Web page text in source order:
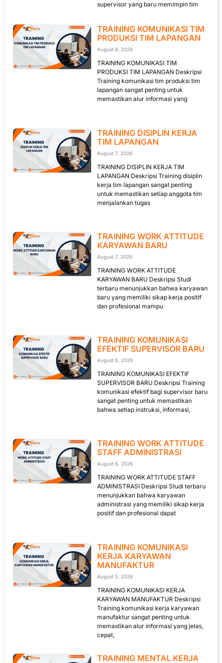
supervisor yang baru memimpin tim
TRAINING KOMUNIKASI TIM
PRODUKSI TIM LAPANGAN
August 8, 2026
TRAINING KOMUNIKASI TIM
PRODUKSI TIM LAPANGAN Deskripsi
Training komunikasi tim produksi tim
lapangan sangat penting untuk
memastikan alur informasi yang
TRAINING DISIPLIN KERJA
TIM LAPANGAN
August 7, 2026
TRAINING DISIPLIN KERJA TIM
LAPANGAN Deskripsi Training disiplin
kerja tim lapangan sangat penting
untuk memastikan setiap anggota tim
menjalankan tugas
TRAINING WORK ATTITUDE
KARYAWAN BARU
August 7, 2026
TRAINING WORK ATTITUDE
KARYAWAN BARU Deskripsi Studi
terbaru menunjukkan bahwa karyawan
baru yang memiliki sikap kerja positif
dan profesional mampu
TRAINING KOMUNIKASI
EFEKTIF SUPERVISOR BARU
August 6, 2026
TRAINING KOMUNIKASI EFEKTIF
SUPERVISOR BARU Deskripsi Training
komunikasi efektif bagi supervisor baru
sangat penting untuk memastikan
bahwa setiap instruksi, informasi,
TRAINING WORK ATTITUDE
STAFF ADMINISTRASI
August 6, 2026
TRAINING WORK ATTITUDE STAFF
ADMINISTRASI Deskripsi Studi terbaru
menunjukkan bahwa karyawan
administrasi yang memiliki sikap kerja
positif dan profesional dapat
TRAINING KOMUNIKASI
KERJA KARYAWAN
MANUFAKTUR
August 5, 2026
TRAINING KOMUNIKASI KERJA
KARYAWAN MANUFAKTUR Deskripsi
Training komunikasi kerja karyawan
manufaktur sangat penting untuk
memastikan alur informasi yang jelas,
cepat,
TRAINING MENTAL KERJA